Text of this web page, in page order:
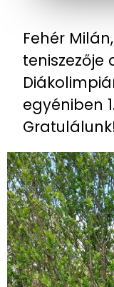
Fehér
teniszezője
egyéniben
Gratulálunk!